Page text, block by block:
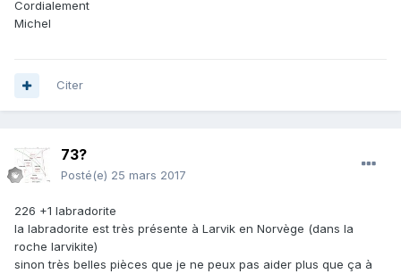
Cordialement
Michel
Citer
73?
Posté(e) 25 mars 2017
226 +1 labradorite
la labradorite est très présente à Larvik en Norvège (dans la
roche larvikite)
sinon très belles pièces que je ne peux pas aider plus que ça à